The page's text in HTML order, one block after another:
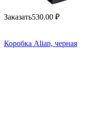
Заказать530.00 ₽
Коробка Alian, черная